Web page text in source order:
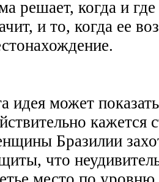
решает, когда и
и то, когда ее
идея может
кажется
Бразилии
что